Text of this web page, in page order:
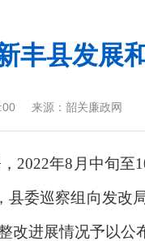
丰县发展
来源： 韶关廉政网
2022年8月中旬至
县委巡察组向发改
改进展情况予以公